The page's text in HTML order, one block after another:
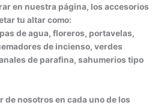
en nuestra página, los accesorios
tu altar como:
de agua, floreros, portavelas,
de incienso, verdes
de parafina, sahumerios tipo
de nosotros en cada uno de los